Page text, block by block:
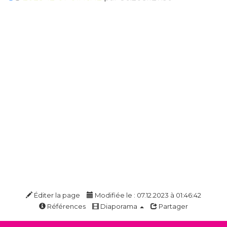
Éditer la page
Modifiée le : 07.12.2023 à 01:46:42
Références
Diaporama Partager